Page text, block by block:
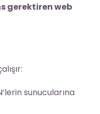
gerektiren web
sunucularına